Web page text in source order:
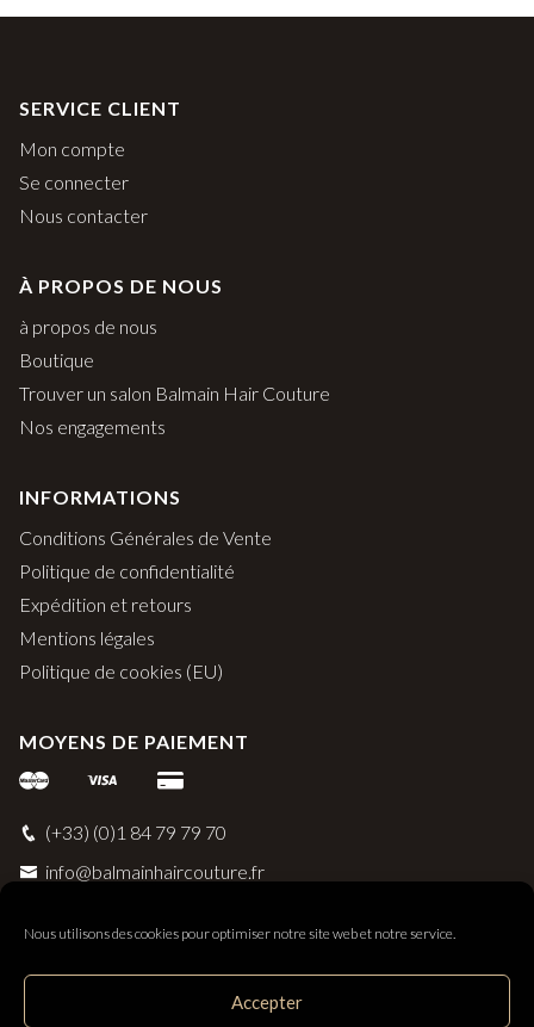
Nous utilisons des cookies pour optimiser notre site web et notre service.
Accepter
SERVICE CLIENT
Mon compte
Se connecter
Nous contacter
À PROPOS DE NOUS
à propos de nous
Boutique
Trouver un salon Balmain Hair Couture
Nos engagements
INFORMATIONS
Conditions Générales de Vente
Politique de confidentialité
Expédition et retours
Mentions légales
Politique de cookies (EU)
MOYENS DE PAIEMENT
(+33) (0)1 84 79 79 70
info@balmainhaircouture.fr